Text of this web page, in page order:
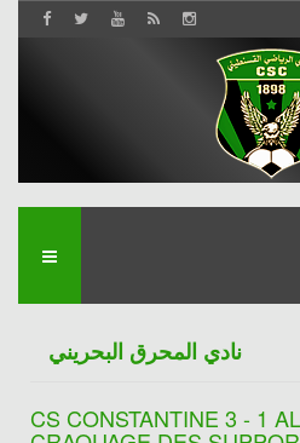
نادي المحرق البحريني
CS CONSTANTINE 3 - 1